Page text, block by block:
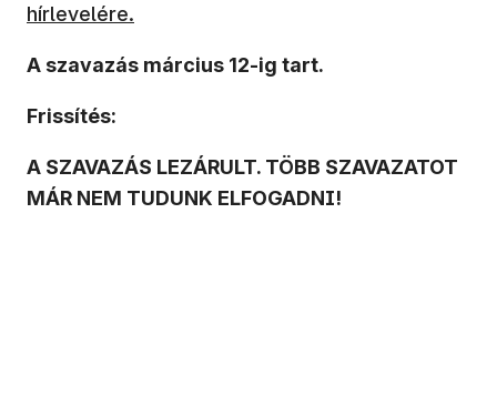
hírlevelére.
A szavazás március 12-ig tart.
Frissítés:
A SZAVAZÁS LEZÁRULT. TÖBB SZAVAZATOT
MÁR NEM TUDUNK ELFOGADNI!